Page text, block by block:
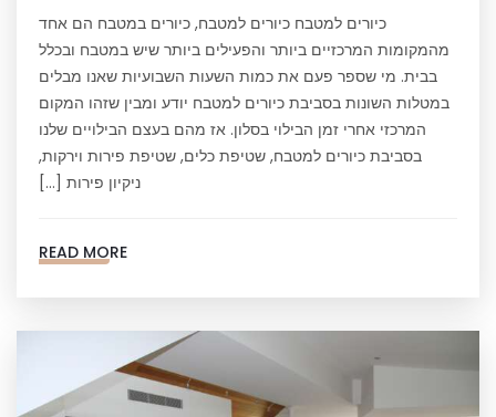
כיורים למטבח כיורים למטבח, כיורים במטבח הם אחד
מהמקומות המרכזיים ביותר והפעילים ביותר שיש במטבח ובכלל
בבית. מי שספר פעם את כמות השעות השבועיות שאנו מבלים
במטלות השונות בסביבת כיורים למטבח יודע ומבין שזהו המקום
המרכזי אחרי זמן הבילוי בסלון. אז מהם בעצם הבילויים שלנו
בסביבת כיורים למטבח, שטיפת כלים, שטיפת פירות וירקות,
ניקיון פירות […]
READ MORE